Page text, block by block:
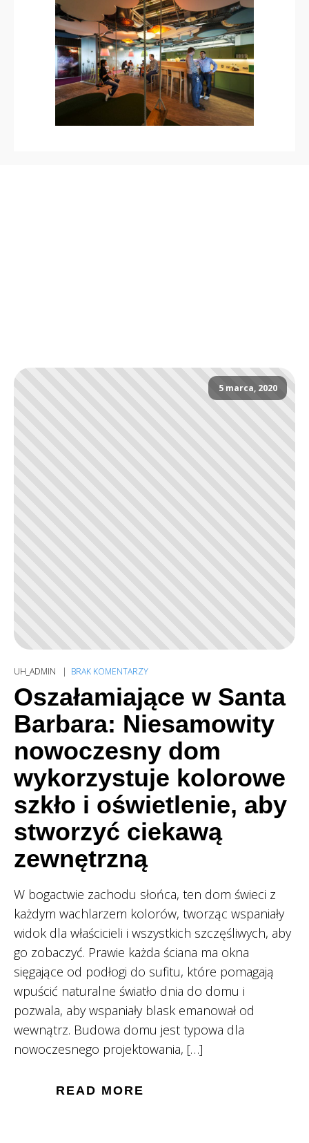
5 marca, 2020
UH_ADMIN BRAK KOMENTARZY
Oszałamiające w Santa
Barbara: Niesamowity
nowoczesny dom
wykorzystuje kolorowe
szkło i oświetlenie, aby
stworzyć ciekawą
zewnętrzną
W bogactwie zachodu słońca, ten dom świeci z
każdym wachlarzem kolorów, tworząc wspaniały
widok dla właścicieli i wszystkich szczęśliwych, aby
go zobaczyć. Prawie każda ściana ma okna
sięgające od podłogi do sufitu, które pomagają
wpuścić naturalne światło dnia do domu i
pozwala, aby wspaniały blask emanował od
wewnątrz. Budowa domu jest typowa dla
nowoczesnego projektowania, […]
READ MORE